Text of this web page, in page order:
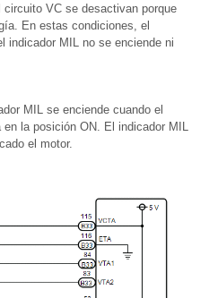
VC se desactivan porque
En estas condiciones, el
indicador MIL no se enciende ni
MIL se enciende cuando el
la posición ON. El indicador MIL
el motor.